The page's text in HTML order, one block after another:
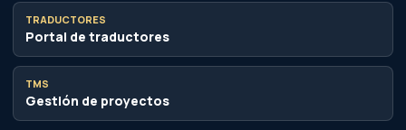
TRADUCTORES
Portal de traductores
TMS
Gestión de proyectos